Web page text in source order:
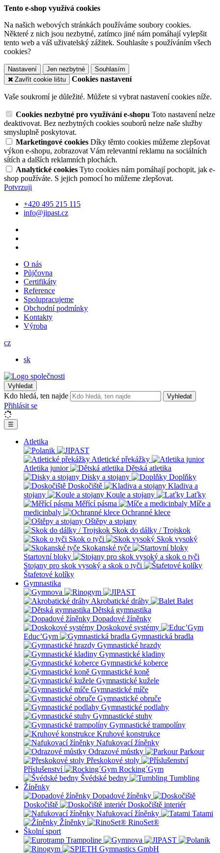
Tento e-shop využívá cookies
Na našich webových stránkách používáme soubory cookies.
Některé z nich jsou nezbytné, zatímco jiné nám pomáhají vylepšit
tento web a váš uživatelský zážitek. Souhlasíte s používáním všech
cookies?
Nastavení Jen nezbytné
Souhlasím
Zavřít cookie lištu
Cookies nastavení
Vaše soukromí je důležité. Můžete si vybrat nastavení cookies níže.
Cookies nezbytné pro využívání e-shopu Toto nastavení nelze
deaktivovat. Bez nezbytných cookies souborů nelze naše služby
smysluplně poskytovat.
Marketingové cookies Díky těmto cookies můžeme zlepšovat
výkon e-shopu, zobrazovat Vám relevantní reklamu na sociálních
sítích a dalších reklamních plochách.
Analytické cookies Tyto cookies nám pomáhají pochopit, jak e-
shop používáte. S jejich pomocí ho můžeme zlepšovat.
Potvrzuji
+420 495 215 115
info@jipast.cz
O nás
Půjčovna
Certifikáty
Reference
Spolupracujeme
Obchodní podmínky
Kontakty
Výroba
cz
sk
Vyhledat
Kdo hledá, ten najde Vyhledat
Přihlásit se
☰
Atletika
Atletické překážky
Atletika junior
Dětská atletika
Disky a stojany
Doplňky
Doskočiště
Kladiva a
stojany
Koule a stojany
Laťky
Měřící pásma
Míče a
medicinbaly
Ochranné klece
Oštěpy a stojany
Skok do dálky / Trojskok
Skok o tyči
Skok vysoký
Skokanské tyče
Startovní bloky
Stojany pro skok vysoký a skok o tyči
Štafetové kolíky
Gymnastika
Akrobatické dráhy
Balet
Dětská gymnastika
Dopadové žíněnky
Doskokové systémy
Educ’Gym
Gymnastická bradla
Gymnastické hrazdy
Gymnastické kladiny
Gymnastické koberce
Gymnastické koně
Gymnastické kužele
Gymnastické míče
Gymnastické obruče
Gymnastické podlahy
Gymnastické stuhy
Gymnastické trampolíny
Kruhové konstrukce
Nafukovací žíněnky
Odrazové můstky
Parkour
Přeskokové stoly
Příslušenství
Rocking´Gym
Švédské bedny
Tumbling
Žíněnky
Dopadové žíněnky
Doskočiště
Doskočiště interiér
Nafukovací žíněnky
Tatami
Žíněnky
RinoSet®
Školní sport